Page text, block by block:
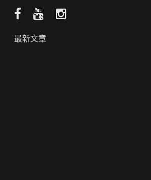
Facebook
團
YouTube
頻
Instagram
最新文章